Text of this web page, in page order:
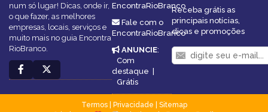
num só lugar! Dicas, onde ir,
o que fazer, as melhores
empresas, locais, serviços e
muito mais no guia Encontra
RioBranco.
EncontraRioBranco
Fale com o
EncontraRioBranco
ANUNCIE:
Com
destaque
Grátis
Receba grátis as
principais notícias,
dicas e promoções
Termos| Privacidade
Sitemap